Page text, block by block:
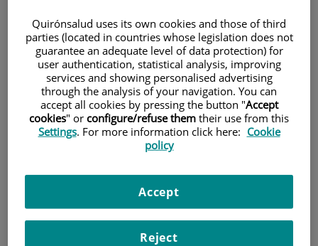
Investigación
Quirónsalud uses its own cookies and those of third
parties (located in countries whose legislation does not
guarantee an adequate level of data protection) for
user authentication, statistical analysis, improving
services and showing personalised advertising
through the analysis of your navigation. You can
accept all cookies by pressing the button "Accept
cookies" or configure/refuse them their use from this
Settings. For more information click here: Cookie
policy
Reject
Accept